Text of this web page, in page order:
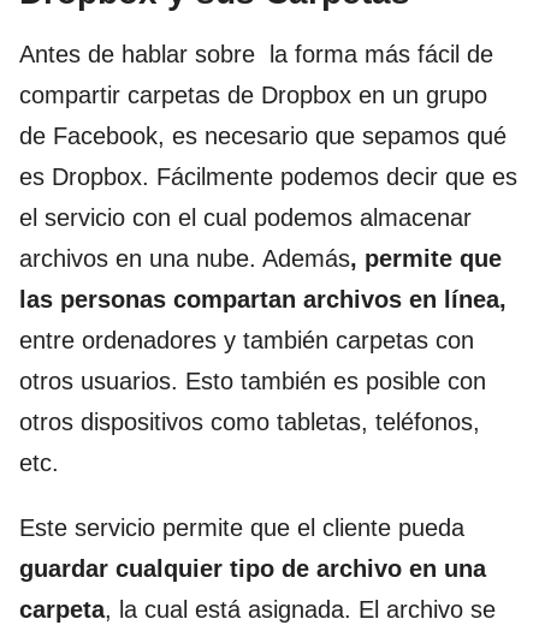
Antes de hablar sobre la forma más fácil de
compartir carpetas de Dropbox en un grupo
de Facebook, es necesario que sepamos qué
es Dropbox. Fácilmente podemos decir que es
el servicio con el cual podemos almacenar
archivos en una nube. Además, permite que
las personas compartan archivos en línea,
entre ordenadores y también carpetas con
otros usuarios. Esto también es posible con
otros dispositivos como tabletas, teléfonos,
etc.
Este servicio permite que el cliente pueda
guardar cualquier tipo de archivo en una
carpeta, la cual está asignada. El archivo se